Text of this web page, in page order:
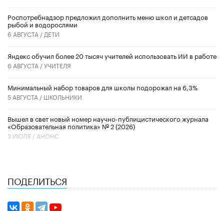
Роспотребнадзор предложил дополнить меню школ и детсадов
рыбой и водорослями
6 АВГУСТА / ДЕТИ
​Яндекс обучил более 20 тысяч учителей использовать ИИ в работе
6 АВГУСТА /УЧИТЕЛЯ
Минимальный набор товаров для школы подорожал на 6,3%
5 АВГУСТА / ШКОЛЬНИКИ
Вышел в свет новый номер научно-публицистического журнала
«Образовательная политика» № 2 (2026)
3 ИЮЛЯ / АНОНС
ПОДЕЛИТЬСЯ